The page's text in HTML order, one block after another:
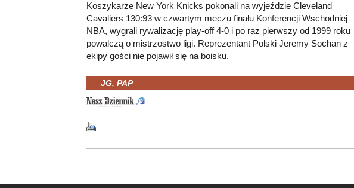
Koszykarze New York Knicks pokonali na wyjeździe Cleveland
Cavaliers 130:93 w czwartym meczu finału Konferencji Wschodniej
NBA, wygrali rywalizację play-off 4-0 i po raz pierwszy od 1999 roku
powalczą o mistrzostwo ligi. Reprezentant Polski Jeremy Sochan z
ekipy gości nie pojawił się na boisku.
JG, PAP